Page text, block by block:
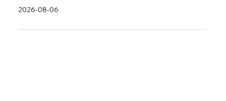
2026-08-06